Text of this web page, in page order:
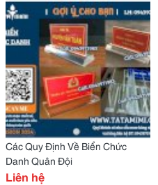
Các Quy Định Về Biển Chức
Danh Quân Đội
Liên hệ